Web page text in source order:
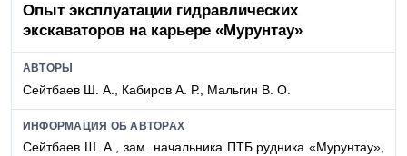
Опыт эксплуатации гидравлических
экскаваторов на карьере «Мурунтау»
АВТОРЫ
Сейтбаев Ш. А., Кабиров А. Р., Мальгин В. О.
ИНФОРМАЦИЯ ОБ АВТОРАХ
Сейтбаев Ш. А., зам. начальника ПТБ рудника «Мурунтау»,